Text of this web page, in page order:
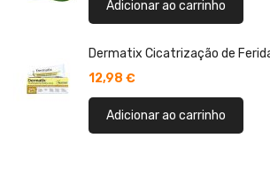
Adicionar ao carrinho
Dermatix Cicatrização de
12,98 €
Adicionar ao carrinho